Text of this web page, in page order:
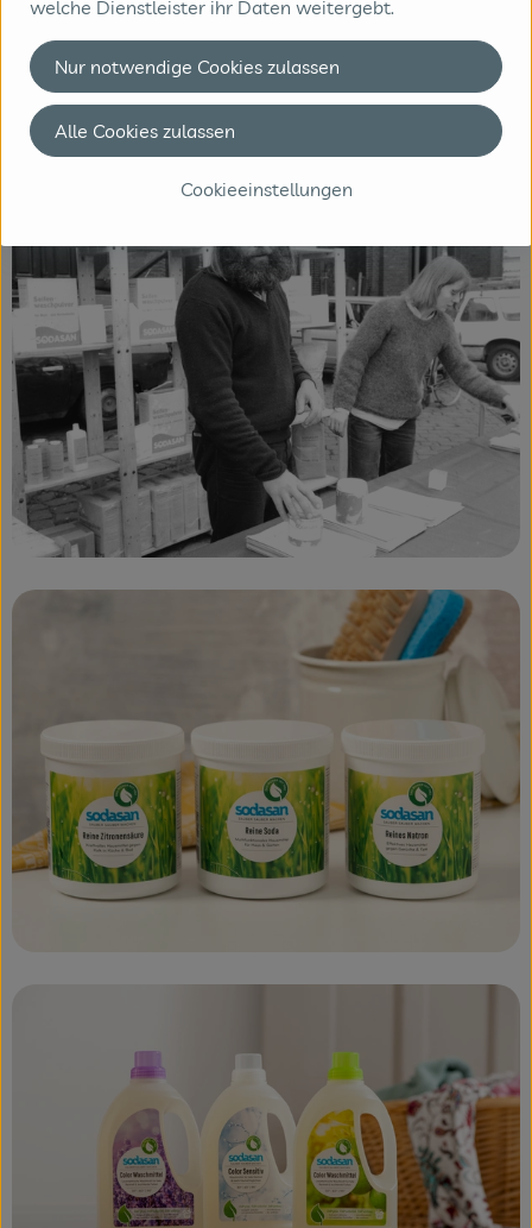
Zusammenarbeit mit Verbänden, Unternehmen und
Organisationen wichtig, die unsere Werte teilen und die
„Bio-Idee“ leben. Gemeinsam lässt sich einfach mehr
erreichen.
welche Dienstleister ihr Daten weitergebt.
Cookieeinstellungen
Nur notwendige Cookies zulassen
Alle Cookies zulassen